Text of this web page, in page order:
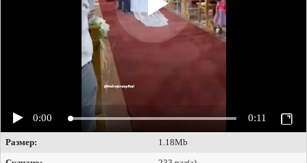
0:00 0:11
Размер:
1.18Mb